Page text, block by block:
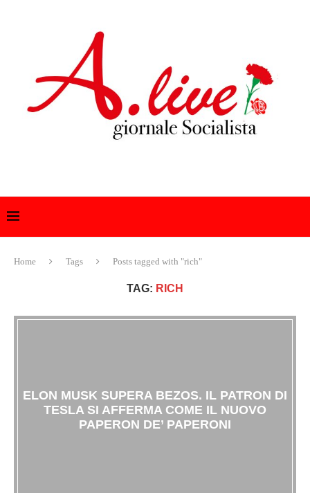
Home Tags Posts tagged with "rich"
TAG: RICH
ELON MUSK SUPERA BEZOS. IL PATRON DI
TESLA SI AFFERMA COME IL NUOVO
PAPERON DE’ PAPERONI